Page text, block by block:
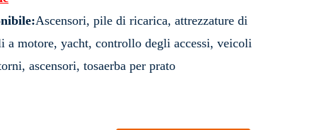
Ascensori, pile di ricarica, attrezzature di
a motore, yacht, controllo degli accessi, veicoli
ascensori, tosaerba per prato